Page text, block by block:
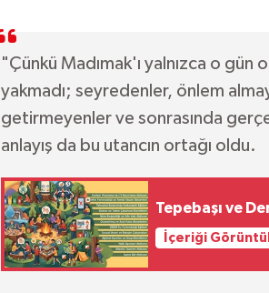
"Çünkü Madımak'ı yalnızca o
yakmadı; seyredenler, önlem
getirmeyenler ve sonrasında
anlayış da bu utancın ortağı oldu.
Tepebaşı ve
İçeriği